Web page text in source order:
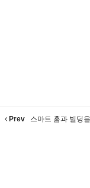
Prev 스마트 홈과 빌딩